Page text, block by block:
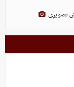
تصویری